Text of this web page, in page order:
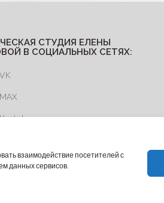
взаимодействие посетителей с
данных сервисов.
СТУДИЯ ЕЛЕНЫ
В СОЦИАЛЬНЫХ СЕТЯХ:
VK
MAX
Youtube